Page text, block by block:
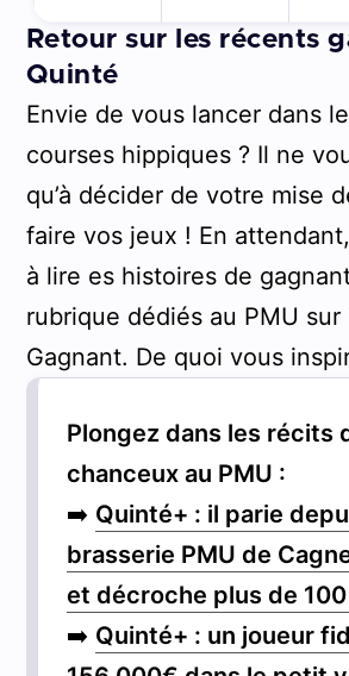
Retour sur les récents
Quinté
Envie de vous lancer dans
courses hippiques ? Il ne
qu’à décider de votre mise
faire vos jeux ! En
à lire es histoires de
rubrique dédiés au PMU sur
Gagnant. De quoi vous
Plongez dans les récits
chanceux au PMU :
➡️ Quinté+ : il parie
brasserie PMU de
et décroche plus de
➡️ Quinté+ : un joueur